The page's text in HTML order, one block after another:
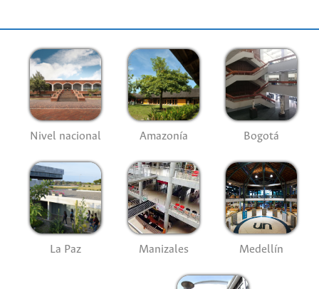
Nivel nacional Amazonía Bogotá
La Paz Manizales Medellín